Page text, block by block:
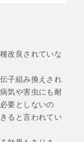
改良されていな
子組み換えされ
気や害虫にも耐
要としないの
ると言われてい